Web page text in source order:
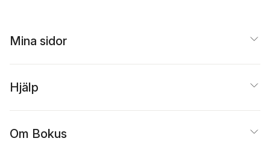
Mina sidor
Hjälp
Om Bokus